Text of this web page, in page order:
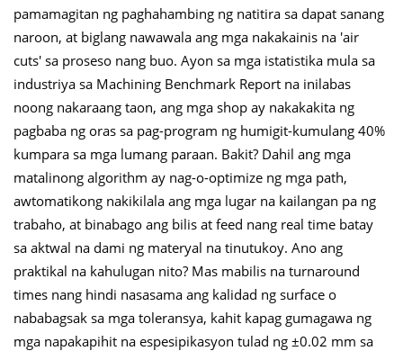
pamamagitan ng paghahambing ng natitira sa dapat sanang
naroon, at biglang nawawala ang mga nakakainis na 'air
cuts' sa proseso nang buo. Ayon sa mga istatistika mula sa
industriya sa Machining Benchmark Report na inilabas
noong nakaraang taon, ang mga shop ay nakakakita ng
pagbaba ng oras sa pag-program ng humigit-kumulang 40%
kumpara sa mga lumang paraan. Bakit? Dahil ang mga
matalinong algorithm ay nag-o-optimize ng mga path,
awtomatikong nakikilala ang mga lugar na kailangan pa ng
trabaho, at binabago ang bilis at feed nang real time batay
sa aktwal na dami ng materyal na tinutukoy. Ano ang
praktikal na kahulugan nito? Mas mabilis na turnaround
times nang hindi nasasama ang kalidad ng surface o
nababagsak sa mga toleransya, kahit kapag gumagawa ng
mga napakapihit na espesipikasyon tulad ng ±0.02 mm sa